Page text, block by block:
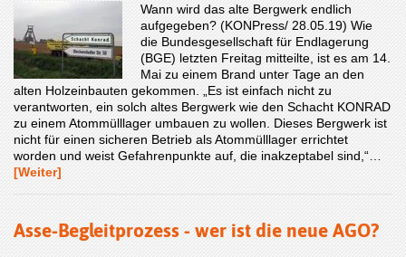
Wann wird das alte Bergwerk endlich
aufgegeben? (KONPress/ 28.05.19) Wie
die Bundesgesellschaft für Endlagerung
(BGE) letzten Freitag mitteilte, ist es am 14.
Mai zu einem Brand unter Tage an den
alten Holzeinbauten gekommen. „Es ist einfach nicht zu
verantworten, ein solch altes Bergwerk wie den Schacht KONRAD
zu einem Atommülllager umbauen zu wollen. Dieses Bergwerk ist
nicht für einen sicheren Betrieb als Atommülllager errichtet
worden und weist Gefahrenpunkte auf, die inakzeptabel sind,“…
[Weiter]
Asse-Begleitprozess - wer ist die neue AGO?